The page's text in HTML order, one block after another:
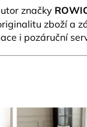
značky
zboží a
i pozáruční